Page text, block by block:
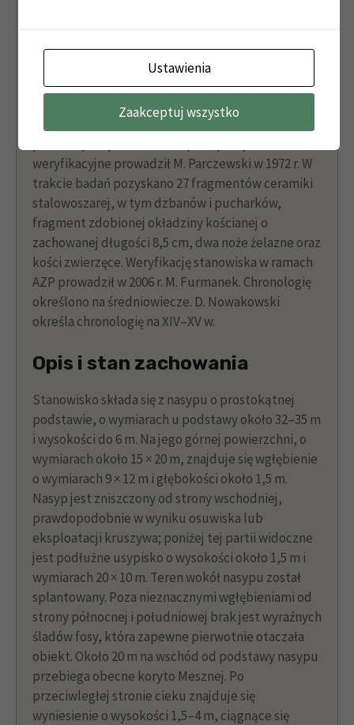
Beessowie z Myszowic (CDS XXXIII, 29, 33,
38)
Historia badań
Stanowisko znane było już w okresie
weryfikacyjne prowadził M. Parczewski w 1972 r. W
trakcie badań pozyskano 27 fragmentów ceramiki
stalowoszarej, w tym dzbanów i pucharków,
fragment zdobionej okładziny kościanej o
zachowanej długości 8,5 cm, dwa noże żelazne oraz
kości zwierzęce. Weryfikację stanowiska w ramach
AZP prowadził w 2006 r. M. Furmanek. Chronologię
określono na średniowiecze. D. Nowakowski
określa chronologię na XIV–XV w.
Opis i stan zachowania
Stanowisko składa się z nasypu o prostokątnej
podstawie, o wymiarach u podstawy około 32–35 m
i wysokości do 6 m. Na jego górnej powierzchni, o
wymiarach około 15 × 20 m, znajduje się wgłębienie
o wymiarach 9 × 12 m i głębokości około 1,5 m.
Nasyp jest zniszczony od strony wschodniej,
prawdopodobnie w wyniku osuwiska lub
eksploatacji kruszywa; poniżej tej partii widoczne
jest podłużne usypisko o wysokości około 1,5 m i
wymiarach 20 × 10 m. Teren wokół nasypu został
splantowany. Poza nieznacznymi wgłębieniami od
strony północnej i południowej brak jest wyraźnych
śladów fosy, która zapewne pierwotnie otaczała
obiekt. Około 20 m na wschód od podstawy nasypu
przebiega obecne koryto Mesznej. Po
przeciwległej stronie cieku znajduje się
wyniesienie o wysokości 1,5–4 m, ciągnące się
Ustawienia
Zaakceptuj wszystko